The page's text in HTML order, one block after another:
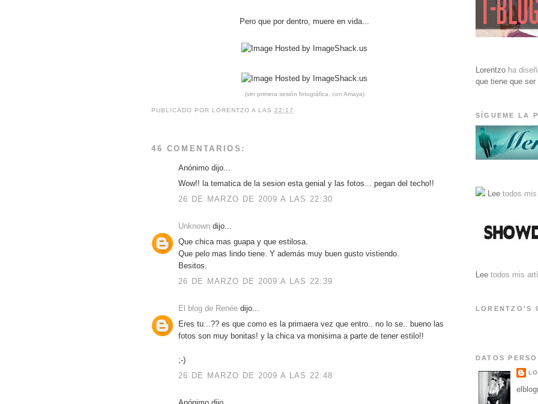
Pero que por dentro, muere en vida...
(ver primera sesión fotográfica, con Amaya)
PUBLICADO POR LORENTZO A LAS22:17
46 COMENTARIOS:
Anónimo dijo...
Wow!! la tematica de la sesion esta genial y las fotos... pegan del techo!!
26 DE MARZO DE 2009 A LAS 22:30
Unknown dijo...
Que chica mas guapa y que estilosa.
Que pelo mas lindo tiene. Y además muy buen gusto vistiendo.
Besitos.
26 DE MARZO DE 2009 A LAS 22:39
El blog de Renée dijo...
Eres tu...?? es que como es la primaera vez que entro.. no lo se.. bueno las
fotos son muy bonitas! y la chica va monisima a parte de tener estilo!!
;-)
26 DE MARZO DE 2009 A LAS 22:48
Lorentzo ha
que tiene que ser
SÍGUEME LA
Lee todos
Lee todos mis
LORENTZO'S
DATOS